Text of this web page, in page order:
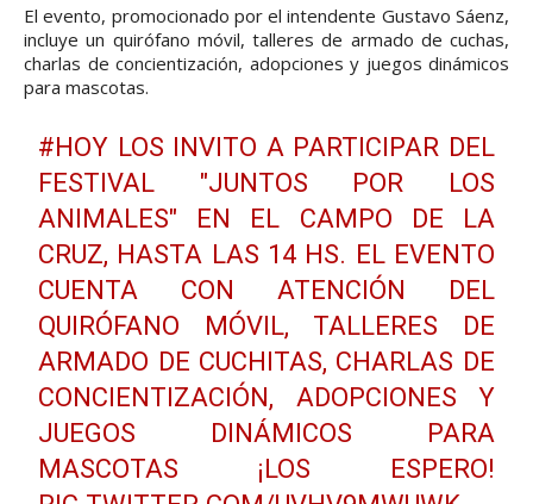
El evento, promocionado por el intendente Gustavo Sáenz,
incluye un quirófano móvil, talleres de armado de cuchas,
charlas de concientización, adopciones y juegos dinámicos
para mascotas.
#HOY LOS INVITO A PARTICIPAR DEL
FESTIVAL "JUNTOS POR LOS
ANIMALES" EN EL CAMPO DE LA
CRUZ, HASTA LAS 14 HS. EL EVENTO
CUENTA CON ATENCIÓN DEL
QUIRÓFANO MÓVIL, TALLERES DE
ARMADO DE CUCHITAS, CHARLAS DE
CONCIENTIZACIÓN, ADOPCIONES Y
JUEGOS DINÁMICOS PARA
MASCOTAS ¡LOS ESPERO!